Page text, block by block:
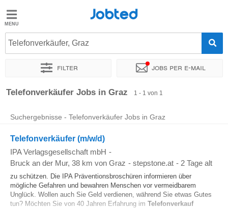
Jobted
Jobs
Jobted
Telefonverkäufer, Graz
Filter Jobs per e-mail
Sortieren nach Genauer Standort
Telefonverkäufer Jobs in Graz 1 - 1 von 1
Suchergebnisse - Telefonverkäufer Jobs in Graz
Telefonverkäufer (m/w/d)
IPA Verlagsgesellschaft mbH -
Bruck an der Mur, 38 km von Graz - stepstone.at - 2 Tage alt
zu schützen. Die IPA Präventionsbroschüren informieren über
mögliche Gefahren und bewahren Menschen vor vermeidbarem
Unglück. Wollen auch Sie Geld verdienen, während Sie etwas Gutes
tun? Möchten Sie von 40 Jahren Erfahrung im Telefonverkauf